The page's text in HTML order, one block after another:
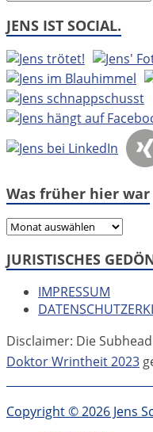
JENS IST SOCIAL.
Was früher hier war
Was
hier
JURISTISCHES
IMPRESSUM
Disclaimer: Die
Doktor Wrintheit 2023
Copyright © 2026 Jens